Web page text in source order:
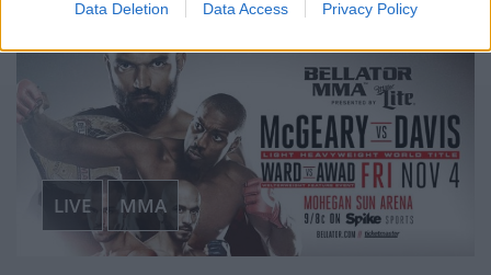
Data Deletion Data Access Privacy Policy
LIVE MMA